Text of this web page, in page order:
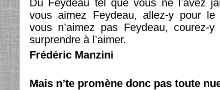
Du Feydeau tel que vous ne l’avez
vous aimez Feydeau, allez-y pour
vous n’aimez pas Feydeau, courez-
surprendre à l’aimer.
Frédéric Manzini
Mais n’te promène donc pas toute